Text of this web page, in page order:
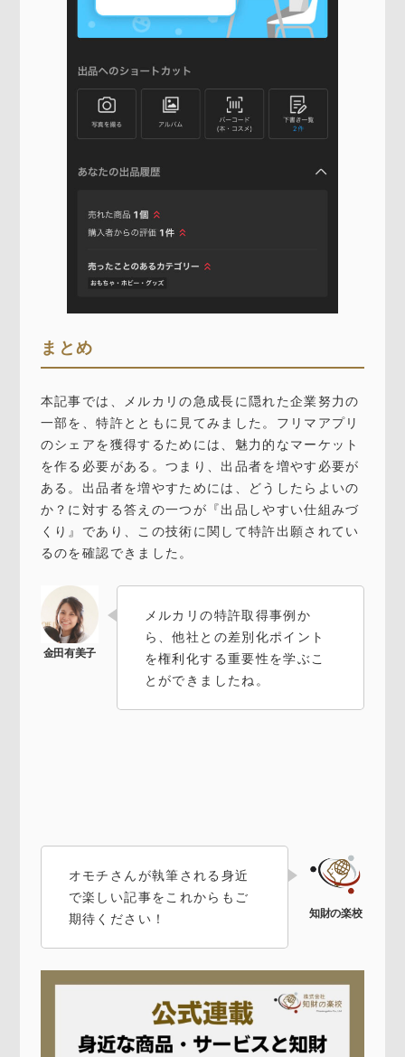
まとめ
本記事では、メルカリの急成長に隠れた企業努力の
一部を、特許とともに見てみました。フリマアプリ
のシェアを獲得するためには、魅力的なマーケット
を作る必要がある。つまり、出品者を増やす必要が
ある。出品者を増やすためには、どうしたらよいの
か？に対する答えの一つが『出品しやすい仕組みづ
くり』であり、この技術に関して特許出願されてい
るのを確認できました。
メルカリの特許取得事例か
ら、他社との差別化ポイント
を権利化する重要性を学ぶこ
とができましたね。
オモチさんが執筆される身近
で楽しい記事をこれからもご
期待ください！